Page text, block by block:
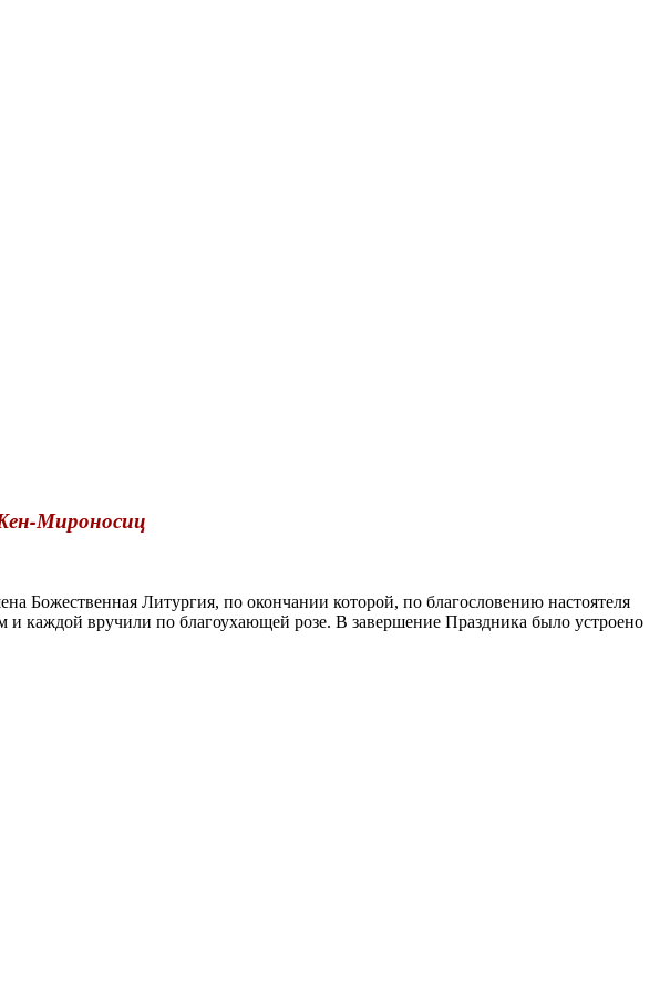
Мироносиц
Литургия, по окончании которой, по благословению настоятеля
каждой вручили по благоухающей розе. В завершение Праздника было устроено